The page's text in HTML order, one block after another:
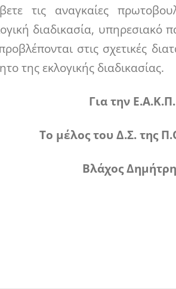
τις αναγκαίες
διαδικασία,
στις σχετικές
της εκλογικής διαδικασίας.
Για την Ε.Α.Κ.Π.
Το μέλος του Δ.Σ. της
Βλάχος